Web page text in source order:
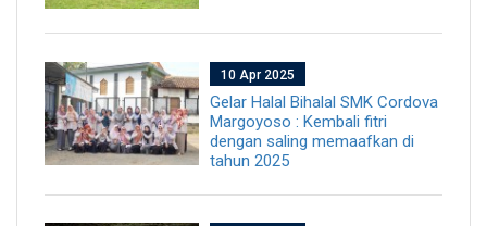
10 Apr 2025
Gelar Halal Bihalal SMK Cordova
Margoyoso : Kembali fitri
dengan saling memaafkan di
tahun 2025